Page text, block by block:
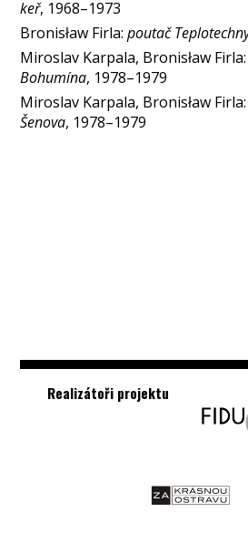
keř, 1968–1973
Bronisław Firla:poutač
Miroslav Karpala, Bronisław
Bohumína, 1978–1979
Miroslav Karpala, Bronisław
Šenova, 1978–1979
Realizátoři projektu